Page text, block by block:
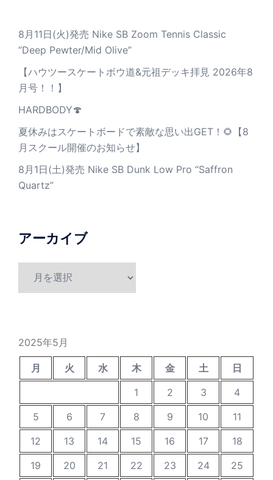
8月11日(火)発売 Nike SB Zoom Tennis Classic
”Deep Pewter/Mid Olive”
【ハウツースケートボウ道&元祖デッキ拝見 2026年8
月号！！】
HARDBODY🍄
夏休みはスケートボードで素敵な思い出GET！🌻【8
月スクール開催のお知らせ】
8月1日(土)発売 Nike SB Dunk Low Pro “Saffron
Quartz”
アーカイブ
2025年5月
月 火 水 木 金 土
日
1
2 3
4
5
6 7 8 9 10
11
12
13 14 15 16 17
18
19
20 21 22 23 24
25